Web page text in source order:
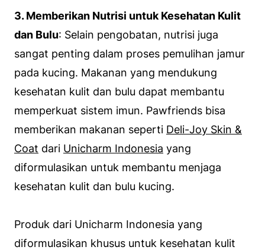
3. Memberikan Nutrisi untuk Kesehatan Kulit
dan Bulu: Selain pengobatan, nutrisi juga
sangat penting dalam proses pemulihan jamur
pada kucing. Makanan yang mendukung
kesehatan kulit dan bulu dapat membantu
memperkuat sistem imun. Pawfriends bisa
memberikan makanan seperti Deli-Joy Skin &
Coat dari Unicharm Indonesia yang
diformulasikan untuk membantu menjaga
kesehatan kulit dan bulu kucing.
Produk dari Unicharm Indonesia yang
diformulasikan khusus untuk kesehatan kulit